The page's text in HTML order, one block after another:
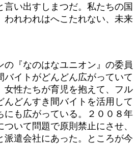
言い出すしまつだ。私たちの国
われわれはへこたれない、未来
『なのはなユニオン』の委員
バイトがどんどん広がっていて
女性たちが育児を抱えて、フル
んどんすき間バイトを活用して
にも広がっている。２００８年
いて問題で原則禁止にさせ、
派遣会社にあった。ところが今